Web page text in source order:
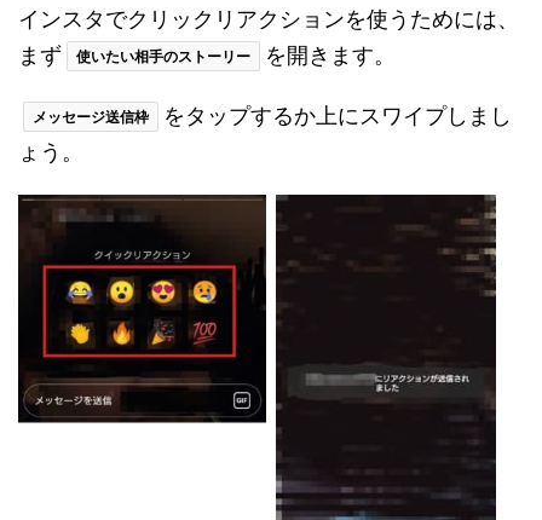
インスタでクリックリアクションを使うためには、
まず
使いたい相手のストーリー を開きます。
メッセージ送信枠
をタップするか上にスワイプしまし
ょう。